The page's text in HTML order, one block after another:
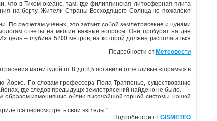
что в Тихом океане, там, где филиппинская литосферная плита
на борту. Жители Страны Восходящего Солнца не пожалеют
По расчетам ученых, это затмит собой землетрясение и цунами
ответы на многие важные вопросы. Они пробурят на дне
цель – глубина 5200 метров, на которой должен располагаться
Подробности от Метеовести
магнитудой от 8 до 8,5 оставили отчетливые «шрамы» в
Йорке. По словам профессора Пола Траппонье, существование
где следов предыдущх землетрясений найдено не было.
образом изменившие облик высочайшей горной системы нашей
пересмотреть свои взгляды."
Подробности от GISMETEO